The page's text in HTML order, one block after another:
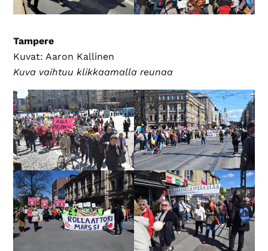
Tampere
Kuvat: Aaron Kallinen
Kuva vaihtuu klikkaamalla reunaa